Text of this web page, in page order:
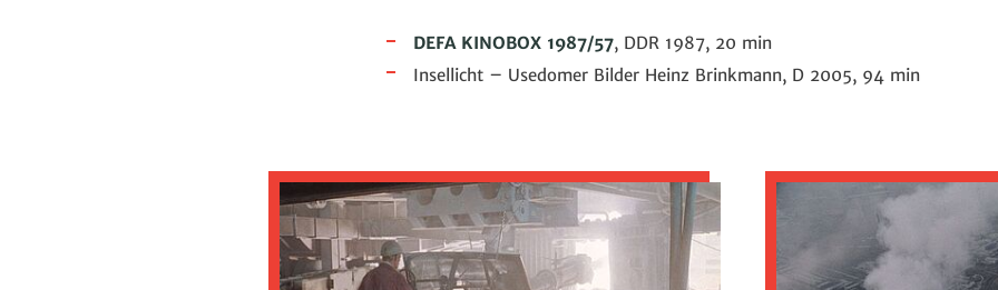
DEFA KINOBOX 1987/57, DDR 1987, 20 min
Insellicht – Usedomer Bilder Heinz Brinkmann, D 2005, 94 min